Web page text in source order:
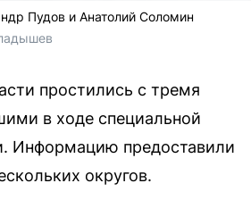
Пудов и Анатолий Соломин
простились с тремя
в ходе специальной
Информацию предоставили
округов.